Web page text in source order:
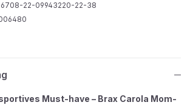
22-09943220-22-38
Must-have – Brax Carola Mom-